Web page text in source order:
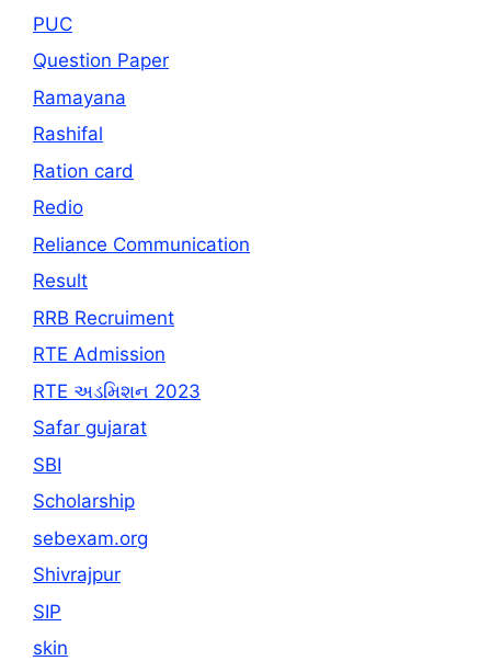
PUC
Question Paper
Ramayana
Rashifal
Ration card
Redio
Reliance Communication
Result
RRB Recruiment
RTE Admission
RTE અડમિશન 2023
Safar gujarat
SBI
Scholarship
sebexam.org
Shivrajpur
SIP
skin